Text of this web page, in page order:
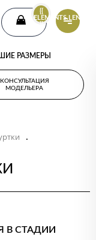
{{
ELEMENTS.LENGTH
}}
РАЗМЕРЫ
КОНСУЛЬТАЦИЯ
МОДЕЛЬЕРА
.
В СТАДИИ